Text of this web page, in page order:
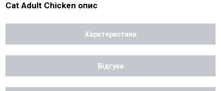
Cat Adult Chicken опис
Харктеристики
Відгуки